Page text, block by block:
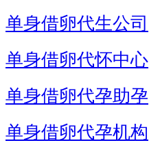
单身借卵代生公司
单身借卵代怀中心
单身借卵代孕助孕
单身借卵代孕机构